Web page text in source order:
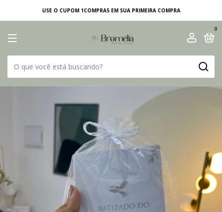
USE O CUPOM 1COMPRA5 EM SUA PRIMEIRA COMPRA
0